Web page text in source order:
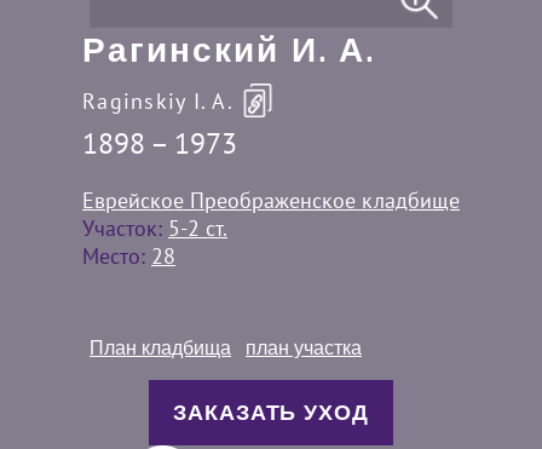
Рагинский И. А.
Raginskiy I. A.
1898 – 1973
Еврейское Преображенское кладбище
Участок: 5-2 ст.
Место: 28
План кладбища план участка
ЗАКАЗАТЬ УХОД